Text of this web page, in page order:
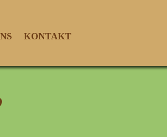
KONTAKT